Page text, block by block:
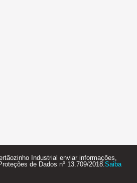
Industrial enviar informações,
de Dados nº 13.709/2018. Saiba